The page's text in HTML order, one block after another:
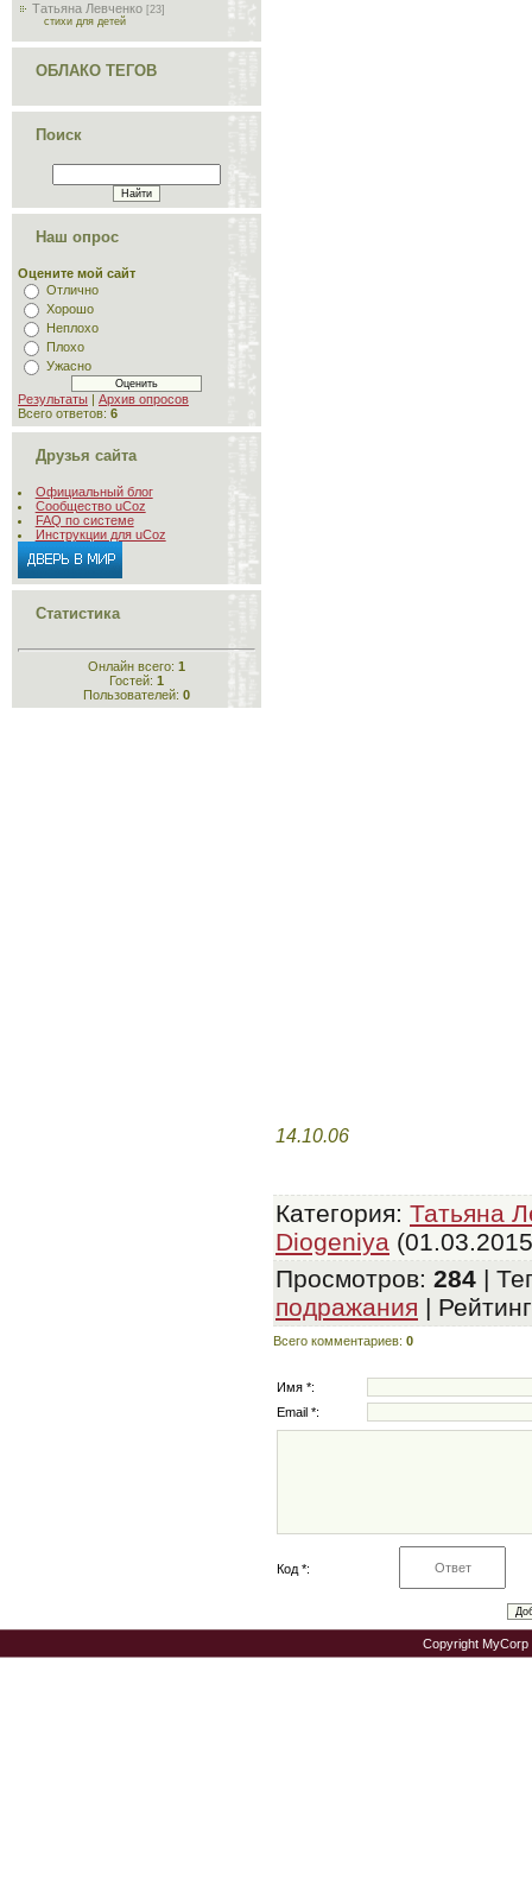
Татьяна Левченко [23]
стихи для детей
ОБЛАКО ТЕГОВ
Поиск
Наш опрос
Оцените мой сайт
Отлично
Хорошо
Неплохо
Плохо
Ужасно
Результаты | Архив опросов
Всего ответов: 6
Друзья сайта
Официальный блог
Сообщество uCoz
FAQ по системе
Инструкции для uCoz
Статистика
Онлайн всего: 1
Гостей: 1
Пользователей: 0
14.10.06
Категория: Татьяна
Diogeniya
Просмотров: 284 |
подражания | Рейтинг
Всего комментариев: 0
Имя *:
Email *:
Код *:
Copyright MyCorp